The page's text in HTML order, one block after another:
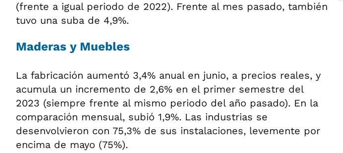
(frente a igual periodo de 2022). Frente al mes pasado, también
tuvo una suba de 4,9%.
Maderas y Muebles
La fabricación aumentó 3,4% anual en junio, a precios reales, y
acumula un incremento de 2,6% en el primer semestre del
2023 (siempre frente al mismo periodo del año pasado). En la
comparación mensual, subió 1,9%. Las industrias se
desenvolvieron con 75,3% de sus instalaciones, levemente por
encima de mayo (75%).